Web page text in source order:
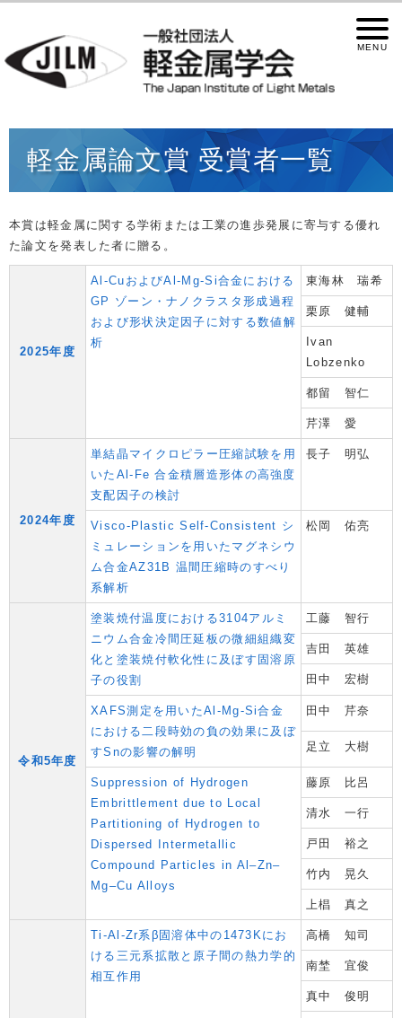
軽金属論文賞 受賞者一覧
本賞は軽金属に関する学術または工業の進歩発展に寄与する優れ
た論文を発表した者に贈る。
2025年度
Al-CuおよびAl-Mg-Si合金における
GP ゾーン・ナノクラスタ形成過程
および形状決定因子に対する数値解
析
東海林 瑞希
栗原 健輔
Ivan
Lobzenko
都留 智仁
芹澤 愛
2024年度
単結晶マイクロピラー圧縮試験を用
いたAl-Fe 合金積層造形体の高強度
支配因子の検討
長子 明弘
Visco-Plastic Self-Consistent シ
ミュレーションを用いたマグネシウ
ム合金AZ31B 温間圧縮時のすべり
系解析
松岡 佑亮
令和5年度
塗装焼付温度における3104アルミ
ニウム合金冷間圧延板の微細組織変
化と塗装焼付軟化性に及ぼす固溶原
子の役割
工藤 智行
吉田 英雄
田中 宏樹
XAFS測定を用いたAl-Mg-Si合金
における二段時効の負の効果に及ぼ
すSnの影響の解明
田中 芹奈
足立 大樹
Suppression of Hydrogen
Embrittlement due to Local
Partitioning of Hydrogen to
Dispersed Intermetallic
Compound Particles in Al‒Zn‒
Mg‒Cu Alloys
藤原 比呂
清水 一行
戸田 裕之
竹内 晃久
上椙 真之
Ti-Al-Zr系β固溶体中の1473Kにお
ける三元系拡散と原子間の熱力学的
相互作用
高橋 知司
南埜 宜俊
真中 俊明